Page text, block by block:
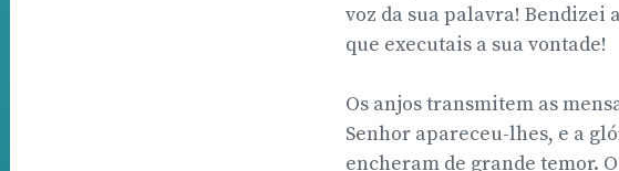
voz da sua palavra! Bendizei
que executais a sua vontade!
Os anjos transmitem as
Senhor apareceu-lhes, e a
encheram de grande temor.